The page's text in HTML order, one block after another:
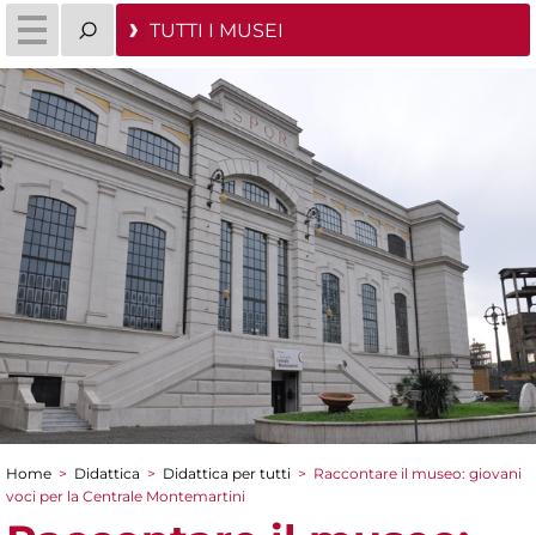
TUTTI I MUSEI
Tu sei qui
Home > Didattica > Didattica per tutti > Raccontare il museo: giovani
voci per la Centrale Montemartini